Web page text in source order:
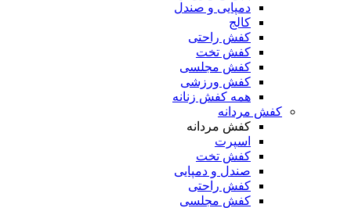
دمپایی و صندل
کالج
کفش راحتی
کفش تخت
کفش مجلسی
کفش ورزشی
همه کفش زنانه
کفش مردانه
کفش مردانه
اسپرت
کفش تخت
صندل و دمپایی
کفش راحتی
کفش مجلسی